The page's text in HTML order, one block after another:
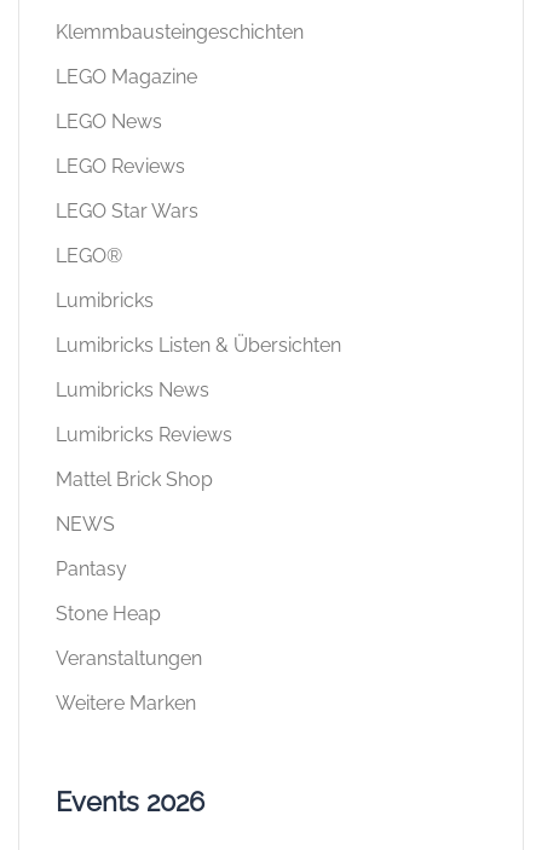
Klemmbausteingeschichten
LEGO Magazine
LEGO News
LEGO Reviews
LEGO Star Wars
LEGO®
Lumibricks
Lumibricks Listen & Übersichten
Lumibricks News
Lumibricks Reviews
Mattel Brick Shop
NEWS
Pantasy
Stone Heap
Veranstaltungen
Weitere Marken
Events 2026